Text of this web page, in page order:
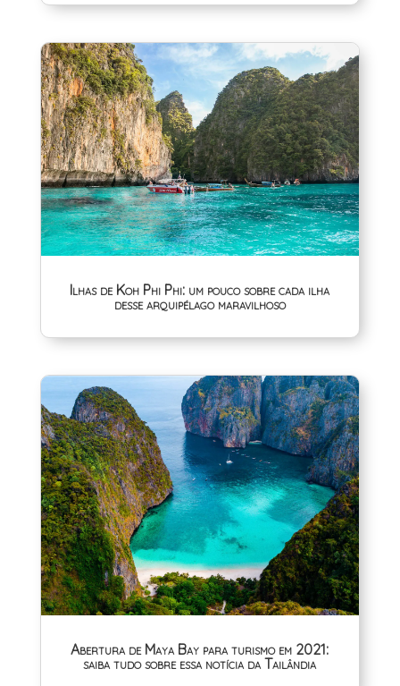
Ilhas de Koh Phi Phi: um pouco sobre cada ilha
desse arquipélago maravilhoso
Abertura de Maya Bay para turismo em 2021:
saiba tudo sobre essa notícia da Tailândia